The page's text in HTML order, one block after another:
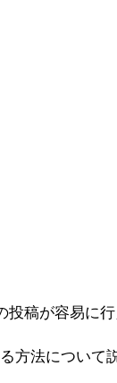
稿が容易に行
方法について